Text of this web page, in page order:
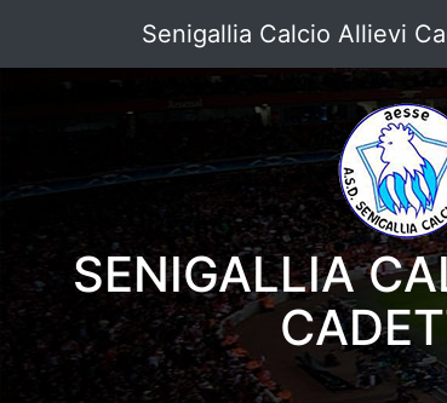
Senigallia Calcio Allievi
SENIGALLIA